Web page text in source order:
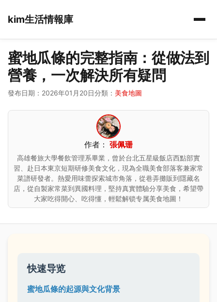
kim生活情報庫
蜜地瓜條的完整指南：從做法到
營養，一次解決所有疑問
發布日期：2026年01月20日分類： 美食地圖
作者： 張佩珊
高雄餐旅大學餐飲管理系畢業，曾於台北五星級飯店西點部實
習、赴日本東京短期研修美食文化，現為全職美食部落客兼家常
菜譜研發者。熱愛用味蕾探索城市角落，從巷弄攤販到隱藏名
店，從自製家常菜到異國料理，堅持真實體驗分享美食，希望帶
大家吃得開心、吃得懂，輕鬆解锁专属美食地圖！
快速导览
蜜地瓜條的起源與文化背景